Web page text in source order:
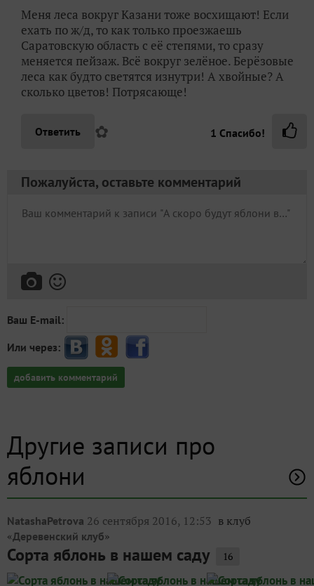
Меня леса вокруг Казани тоже восхищают! Если
ехать по ж/д, то как только проезжаешь
Саратовскую область с её степями, то сразу
меняется пейзаж. Всё вокруг зелёное. Берёзовые
леса как будто светятся изнутри! А хвойные? А
сколько цветов! Потрясающе!
Ответить ✿ 1 Спасибо!
Пожалуйста, оставьте комментарий
Ваш E-mail:
Или через:
добавить комментарий
Другие записи про
яблони
NatashaPetrova 26 сентября 2016, 12:53 в клуб
«Деревенский клуб»
Сорта яблонь в нашем саду 16